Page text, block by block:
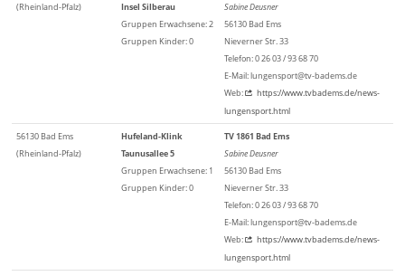
(Rheinland-Pfalz)
Insel Silberau
Gruppen Erwachsene: 2
Gruppen Kinder: 0
Sabine Deusner
56130 Bad Ems
Nieverner Str. 33
Telefon: 0 26 03 / 93 68 70
E-Mail: lungensport@tv-badems.de
Web:
https://www.tvbadems.de/news-
lungensport.html
56130 Bad Ems
(Rheinland-Pfalz)
Hufeland-Klink
Taunusallee 5
Gruppen Erwachsene: 1
Gruppen Kinder: 0
TV 1861 Bad Ems
Sabine Deusner
56130 Bad Ems
Nieverner Str. 33
Telefon: 0 26 03 / 93 68 70
E-Mail: lungensport@tv-badems.de
Web:
https://www.tvbadems.de/news-
lungensport.html